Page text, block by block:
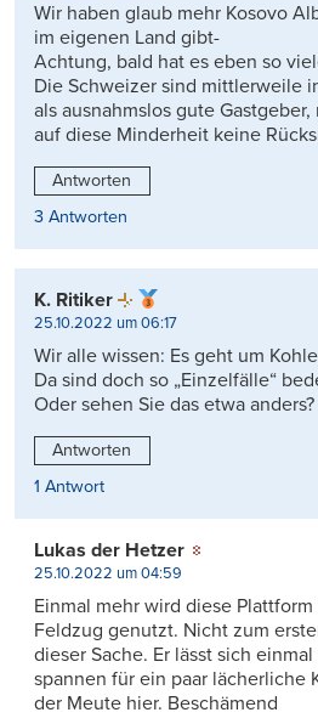
Wir haben glaub mehr Kosovo
im eigenen Land gibt-
Achtung, bald hat es eben so
Die Schweizer sind mittlerweile
als ausnahmslos gute
auf diese Minderheit keine
Antworten
3 Antworten
K. Ritiker
25.10.2022 um 06:17
Wir alle wissen: Es geht um
Da sind doch so „Einzelfälle“
Oder sehen Sie das etwa anders?
Antworten
1 Antwort
Lukas der Hetzer
25.10.2022 um 04:59
Einmal mehr wird diese
Feldzug genutzt. Nicht zum
dieser Sache. Er lässt sich
spannen für ein paar lächerliche
der Meute hier. Beschämend